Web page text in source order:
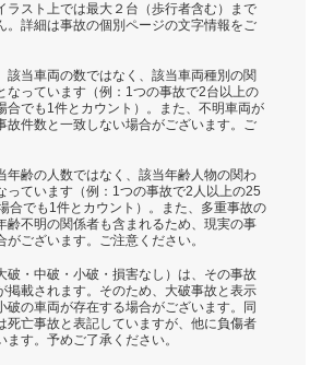
ラスト上では最大２台（歩行者含む）まで
。詳細は事故の個別ページの文字情報をご
該当車両の数ではなく、該当車両種別の関
なっています（例：1つの事故で2台以上の
合でも1件とカウント）。また、不明車両が
故件数と一致しない場合がございます。ご
年齢の人数ではなく、該当年齢人物の関わ
っています（例：1つの事故で2人以上の25
合でも1件とカウント）。また、多重事故の
齢不明の関係者も含まれるため、現実の事
ございます。ご注意ください。
破・中破・小破・損害なし）は、その事故
掲載されます。そのため、大破事故と表示
破の車両が存在する場合がございます。同
死亡事故と表記していますが、他に負傷者
す。予めご了承ください。